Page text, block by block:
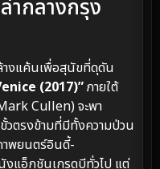
ากลางกรุง
งแค้นเพื่อสุนัขที่ดุดัน
(2017)”ภายใต้
Cullen) จะพา
ตรงข้ามที่มีทั้งความป่วน
าพยนตร์อินดี้-
แอ็กชันเกรดบีทั่วไป แต่